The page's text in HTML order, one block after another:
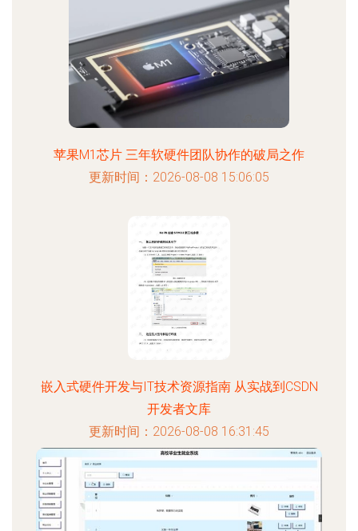
苹果M1芯片 三年软硬件团队协作的破局之作
更新时间：2026-08-08 15:06:05
嵌入式硬件开发与IT技术资源指南 从实战到CSDN
开发者文库
更新时间：2026-08-08 16:31:45